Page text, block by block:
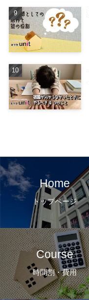
Home
トップページ
Course
時間割・費用